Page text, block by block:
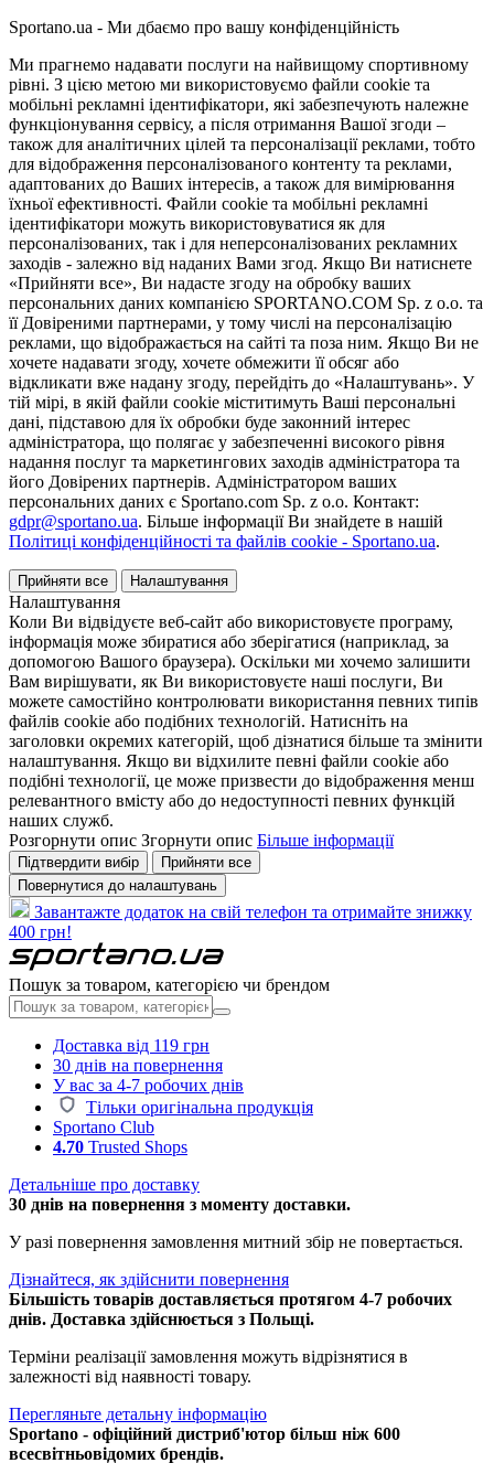
Sportano.ua - Ми дбаємо про вашу конфіденційність
Ми прагнемо надавати послуги на найвищому спортивному
рівні. З цією метою ми використовуємо файли cookie та
мобільні рекламні ідентифікатори, які забезпечують належне
функціонування сервісу, а після отримання Вашої згоди –
також для аналітичних цілей та персоналізації реклами, тобто
для відображення персоналізованого контенту та реклами,
адаптованих до Ваших інтересів, а також для вимірювання
їхньої ефективності. Файли cookie та мобільні рекламні
ідентифікатори можуть використовуватися як для
персоналізованих, так і для неперсоналізованих рекламних
заходів - залежно від наданих Вами згод. Якщо Ви натиснете
«Прийняти все», Ви надасте згоду на обробку ваших
персональних даних компанією SPORTANO.COM Sp. z o.o. та
її Довіреними партнерами, у тому числі на персоналізацію
реклами, що відображається на сайті та поза ним. Якщо Ви не
хочете надавати згоду, хочете обмежити її обсяг або
відкликати вже надану згоду, перейдіть до «Налаштувань». У
тій мірі, в якій файли cookie міститимуть Ваші персональні
дані, підставою для їх обробки буде законний інтерес
адміністратора, що полягає у забезпеченні високого рівня
надання послуг та маркетингових заходів адміністратора та
його Довірених партнерів. Адміністратором ваших
персональних даних є Sportano.com Sp. z o.o. Контакт:
gdpr@sportano.ua. Більше інформації Ви знайдете в нашій
Політиці конфіденційності та файлів cookie - Sportano.ua.
Прийняти все Налаштування
Налаштування
Коли Ви відвідуєте веб-сайт або використовуєте програму,
інформація може збиратися або зберігатися (наприклад, за
допомогою Вашого браузера). Оскільки ми хочемо залишити
Вам вирішувати, як Ви використовуєте наші послуги, Ви
можете самостійно контролювати використання певних типів
файлів cookie або подібних технологій. Натисніть на
заголовки окремих категорій, щоб дізнатися більше та змінити
налаштування. Якщо ви відхилите певні файли cookie або
подібні технології, це може призвести до відображення менш
релевантного вмісту або до недоступності певних функцій
наших служб.
Розгорнути опис Згорнути опис Більше інформації
Підтвердити вибір
Прийняти все
Повернутися до налаштувань
Завантажте додаток на свій телефон та отримайте знижку
400 грн!
Пошук за товаром, категорією чи брендом
Доставка від 119 грн
30 днів на повернення
У вас за 4-7 робочих днів
Тільки оригінальна продукція
Sportano Club
4.70 Trusted Shops
Детальніше про доставку
30 днів на повернення з моменту доставки.
У разі повернення замовлення митний збір не повертається.
Дізнайтеся, як здійснити повернення
Більшість товарів доставляється протягом 4-7 робочих
днів. Доставка здійснюється з Польщі.
Терміни реалізації замовлення можуть відрізнятися в
залежності від наявності товару.
Перегляньте детальну інформацію
Sportano - офіційний дистриб'ютор більш ніж 600
всесвітньовідомих брендів.